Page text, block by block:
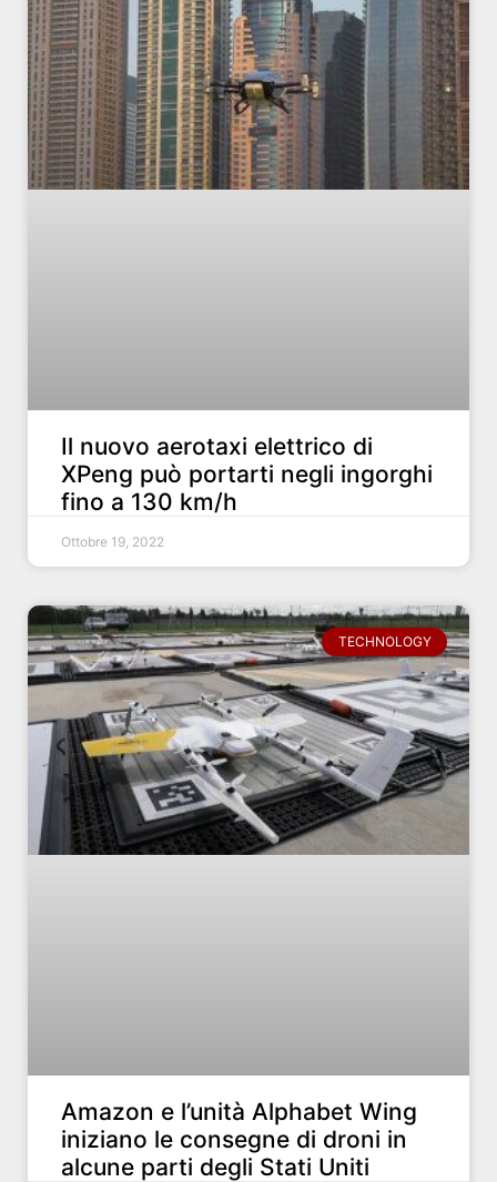
Il nuovo aerotaxi elettrico di
XPeng può portarti negli ingorghi
fino a 130 km/h
Ottobre 19, 2022
TECHNOLOGY
Amazon e l’unità Alphabet Wing
iniziano le consegne di droni in
alcune parti degli Stati Uniti